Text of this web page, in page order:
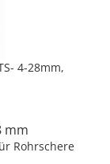
4-28mm,
mm
Rohrschere